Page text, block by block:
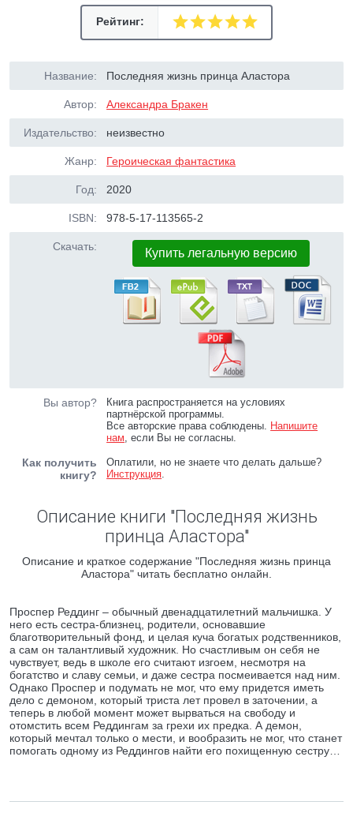
Рейтинг:
Название: Последняя жизнь принца Аластора
Автор: Александра Бракен
Издательство: неизвестно
Жанр: Героическая фантастика
Год: 2020
ISBN: 978-5-17-113565-2
Скачать: Купить легальную версию
Вы автор?
Книга распространяется на условиях
партнёрской программы.
Все авторские права соблюдены. Напишите
нам, если Вы не согласны.
Как получить
книгу?
Оплатили, но не знаете что делать дальше?
Инструкция.
Описание книги "Последняя жизнь
принца Аластора"
Описание и краткое содержание "Последняя жизнь принца
Аластора" читать бесплатно онлайн.
Проспер Реддинг – обычный двенадцатилетний мальчишка. У
него есть сестра-близнец, родители, основавшие
благотворительный фонд, и целая куча богатых родственников,
а сам он талантливый художник. Но счастливым он себя не
чувствует, ведь в школе его считают изгоем, несмотря на
богатство и славу семьи, и даже сестра посмеивается над ним.
Однако Проспер и подумать не мог, что ему придется иметь
дело с демоном, который триста лет провел в заточении, а
теперь в любой момент может вырваться на свободу и
отомстить всем Реддингам за грехи их предка. А демон,
который мечтал только о мести, и вообразить не мог, что станет
помогать одному из Реддингов найти его похищенную сестру…